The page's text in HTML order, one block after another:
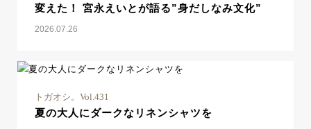
変えた！ 宮永えいとが語る”身だしなみ文化”
2026.07.26
トガオシ。Vol.431
夏の大人にダークなリネンシャツを